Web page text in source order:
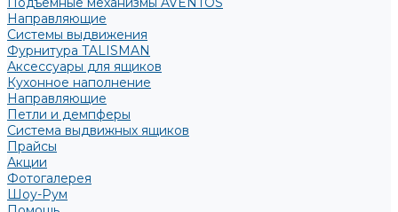
Направляющие
Системы выдвижения
Фурнитура TALISMAN
Аксессуары для ящиков
Кухонное наполнение
Направляющие
Петли и демпферы
Система выдвижных ящиков
Прайсы
Акции
Фотогалерея
Шоу-Рум